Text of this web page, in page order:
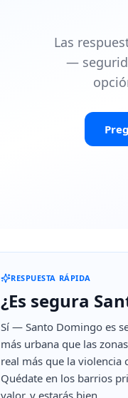
Las
—
RESPUESTA RÁPIDA
¿Es segura
Sí — Santo Domingo es
más urbana que las
real más que la violencia
Quédate en los barrios
valor, y estarás bien.